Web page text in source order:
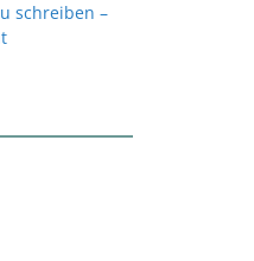
schreiben –